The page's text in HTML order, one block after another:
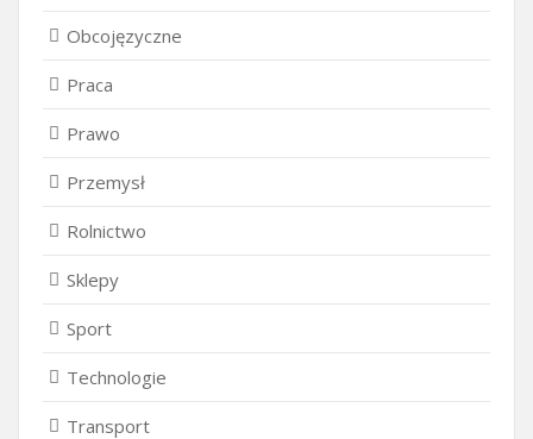
Obcojęzyczne
Praca
Prawo
Przemysł
Rolnictwo
Sklepy
Sport
Technologie
Transport